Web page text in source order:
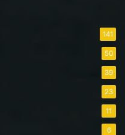
141
50
39
23
11
6